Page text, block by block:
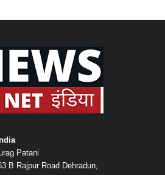
Patani
B Rajpur Road Dehradun,